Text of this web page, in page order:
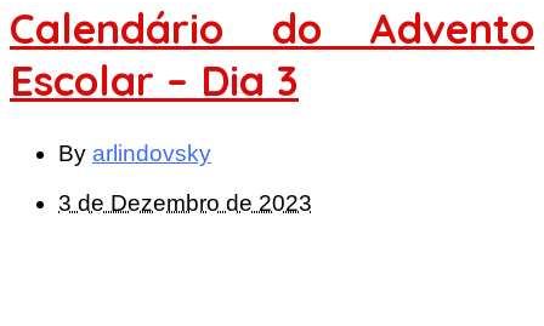
Calendário do Advento
Escolar – Dia 3
By arlindovsky
3 de Dezembro de 2023